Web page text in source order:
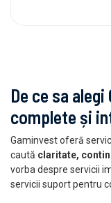
De ce sa
complete și
Gaminvest oferă
caută claritate,
vorba despre servicii
servicii suport pentru